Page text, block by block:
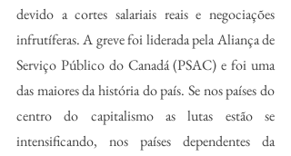
devido a cortes salariais reais e negociações
infrutíferas. A greve foi liderada pela Aliança de
Serviço Público do Canadá (PSAC) e foi uma
das maiores da história do país. Se nos países do
centro do capitalismo as lutas estão se
intensificando, nos países dependentes da